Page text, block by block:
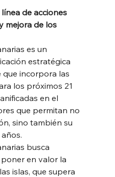
de acciones
mejora de los
es un
estratégica
incorpora las
los próximos 21
en el
que permitan no
sino también su
busca
en valor la
islas, que supera